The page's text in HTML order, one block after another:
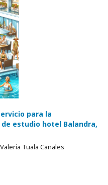
para la
estudio hotel Balandra,
Tuala Canales